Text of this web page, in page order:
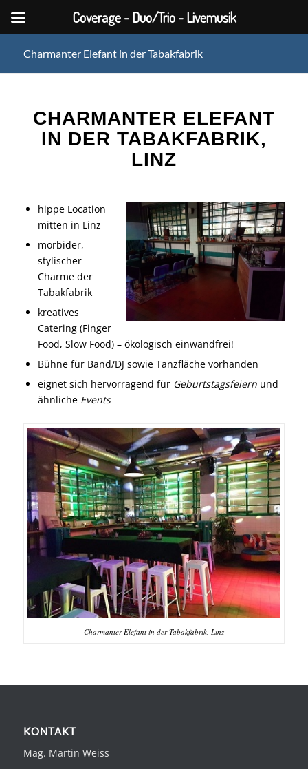
Charmanter Elefant in der Tabakfabrik
CHARMANTER ELEFANT
IN DER TABAKFABRIK,
LINZ
hippe Location
mitten in Linz
morbider,
stylischer
Charme der
Tabakfabrik
kreatives
Catering (Finger
Food, Slow Food) – ökologisch einwandfrei!
Bühne für Band/DJ sowie Tanzfläche vorhanden
eignet sich hervorragend für Geburtstagsfeiernund
ähnliche Events
Charmanter Elefant in der Tabakfabrik, Linz
KONTAKT
Mag. Martin Weiss
Coverage - Duo/Trio - Livemusik